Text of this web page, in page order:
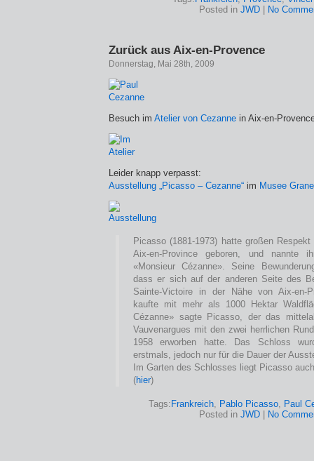
Posted in JWD No
Zurück aus Aix-en-Provence
Donnerstag, Mai 28th, 2009
Besuch im Atelier von Cezanne in Aix-en-
Leider knapp verpasst:
Ausstellung „Picasso – Cezanne“ im Musee
Picasso (1881-1973) hatte großen
Aix-en-Province geboren, und nannte
«Monsieur Cézanne». Seine
dass er sich auf der anderen Seite des
Sainte-Victoire in der Nähe von Aix-en-
kaufte mit mehr als 1000 Hektar
Cézanne» sagte Picasso, der das
Vauvenargues mit den zwei herrlichen
1958 erworben hatte. Das Schloss
erstmals, jedoch nur für die Dauer der
Im Garten des Schlosses liegt Picasso
(hier)
Tags: Frankreich, Pablo Picasso, Paul
Posted in JWD No